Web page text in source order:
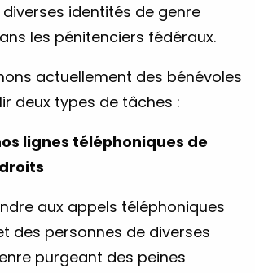
identités de genre
les pénitenciers fédéraux.
actuellement des bénévoles
deux types de tâches :
lignes téléphoniques de
aux appels téléphoniques
des personnes de diverses
purgeant des peines